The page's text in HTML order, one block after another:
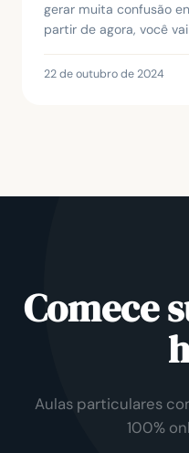
gerar muita confusão
partir de agora, você
22 de outubro de 2024
Comece
Aulas particulares
100%